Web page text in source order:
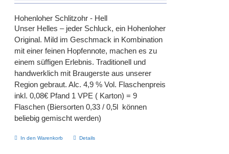
Hohenloher Schlitzohr - Hell
Unser Helles – jeder Schluck, ein Hohenloher
Original. Mild im Geschmack in Kombination
mit einer feinen Hopfennote, machen es zu
einem süffigen Erlebnis. Traditionell und
handwerklich mit Braugerste aus unserer
Region gebraut. Alc. 4,9 % Vol. Flaschenpreis
inkl. 0,08€ Pfand 1 VPE ( Karton) = 9
Flaschen (Biersorten 0,33 / 0,5l können
beliebig gemischt werden)
In den Warenkorb Details